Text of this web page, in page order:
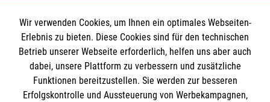
akzeptieren in der Regel Bildungsgutscheine.
Hinweis:Hinweis:
Schauen Sie auch unter der Kursart „Pflege-
Fortbildung“ nach passenden Angeboten.
Wir verwenden Cookies, um Ihnen ein optimales Webseiten-
Erlebnis zu bieten. Diese Cookies sind für den technischen
Betrieb unserer Webseite erforderlich, helfen uns aber auch
dabei, unsere Plattform zu verbessern und zusätzliche
Funktionen bereitzustellen. Sie werden zur besseren
Erfolgskontrolle und Aussteuerung von Werbekampagnen,